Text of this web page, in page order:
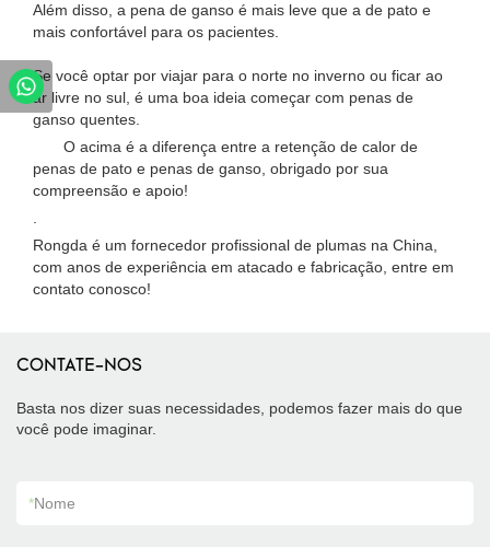
Além disso, a pena de ganso é mais leve que a de pato e
mais confortável para os pacientes.
Se você optar por viajar para o norte no inverno ou ficar ao
ar livre no sul, é uma boa ideia começar com penas de
ganso quentes.
O acima é a diferença entre a retenção de calor de
penas de pato e penas de ganso, obrigado por sua
compreensão e apoio!
Rongda é um fornecedor profissional de plumas na China,
com anos de experiência em atacado e fabricação, entre em
contato conosco!
CONTATE-NOS
Basta nos dizer suas necessidades, podemos fazer mais do que
você pode imaginar.
*Nome